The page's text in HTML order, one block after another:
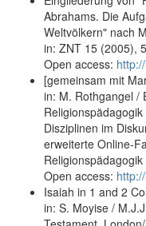
Abrahams. Die
Weltvölkern" nach
in: ZNT 15 (2005),
Open access:
[gemeinsam mit
in: M. Rothgangel /
Disziplinen im
erweiterte Online-
Open access:
Isaiah in 1 and 2
in: S. Moyise /